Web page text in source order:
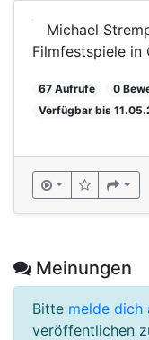
Michael
Filmfestspiele in
67 Aufrufe 0
Verfügbar bis
Meinungen
Bitte melde dich
veröffentlichen